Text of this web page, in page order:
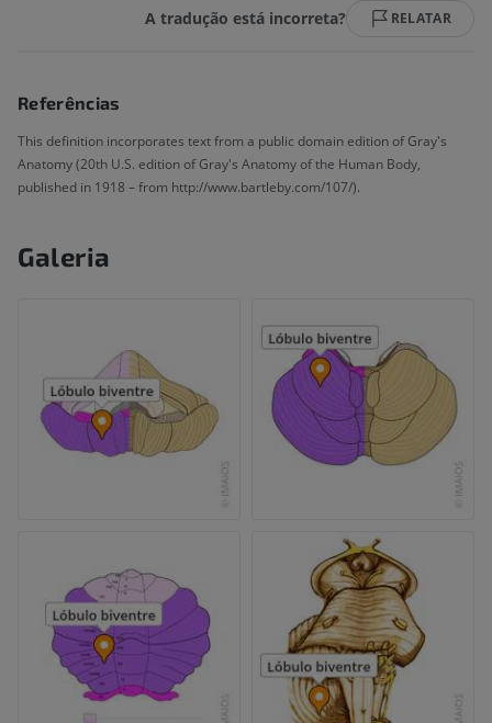
A tradução está incorreta? RELATAR
Referências
This definition incorporates text from a public domain edition of Gray's
Anatomy (20th U.S. edition of Gray's Anatomy of the Human Body,
published in 1918 – from http://www.bartleby.com/107/).
Galeria